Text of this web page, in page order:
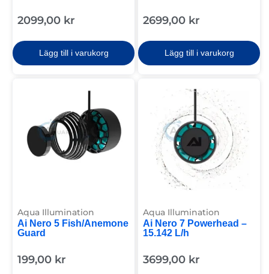
2099,00 kr
Lägg till i varukorg
2699,00 kr
Lägg till i varukorg
Ai Nero 5 Fish/Anemone
Guard
199,00 kr
Aqua Illumination
Ai Nero 7 Powerhead –
15.142 L/h
3699,00 kr
Aqua Illumination